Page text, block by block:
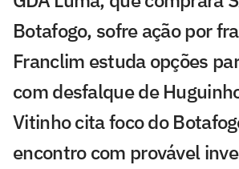
Botafogo, sofre ação por
Franclim estuda opções
com desfalque de
Vitinho cita foco do
encontro com provável